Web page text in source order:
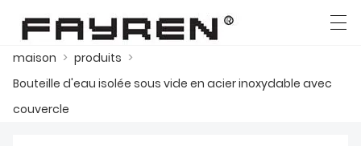
العربية
maison > produits >
Bouteille d'eau isolée sous vide en acier inoxydable avec
couvercle